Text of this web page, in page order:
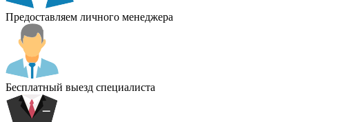
Предоставляем личного менеджера
Бесплатный выезд специалиста